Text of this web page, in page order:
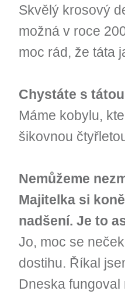
Skvělý krosový
možná v roce
moc rád, že táta
Chystáte s
Máme kobylu,
šikovnou
Nemůžeme
Majitelka si
nadšení. Je to
Jo, moc se
dostihu. Říkal
Dneska